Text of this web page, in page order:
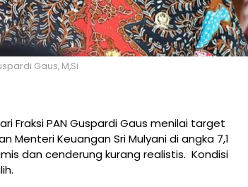
Gaus, M,Si
Fraksi PAN Guspardi Gaus menilai target
Keuangan Sri Mulyani di angka 7,1
dan cenderung kurang realistis. Kondisi